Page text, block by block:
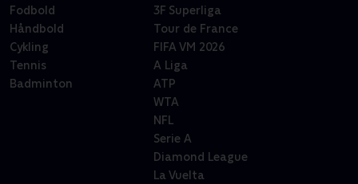
Fodbold
Håndbold
Cykling
Tennis
Badminton
3F Superliga
Tour de France
FIFA VM 2026
A Liga
ATP
WTA
NFL
Serie A
Diamond League
La Vuelta